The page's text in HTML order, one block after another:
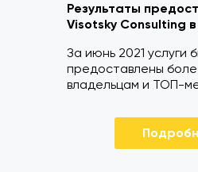
Результаты
Visotsky Consulting
За июнь 2021 услуги
предоставлены
владельцам и ТОП-